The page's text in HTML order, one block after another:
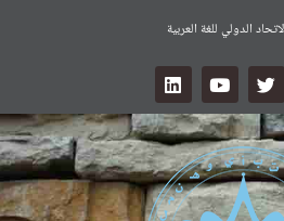
الدولي للغة العربية